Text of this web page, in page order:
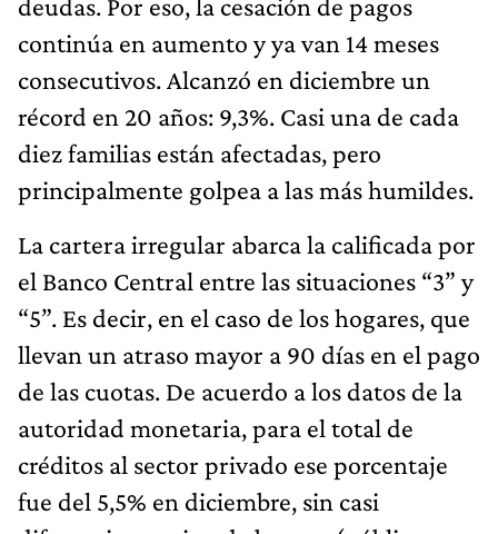
deudas. Por eso, la cesación de pagos
continúa en aumento y ya van 14 meses
consecutivos. Alcanzó en diciembre un
récord en 20 años: 9,3%. Casi una de cada
diez familias están afectadas, pero
principalmente golpea a las más humildes.
La cartera irregular abarca la calificada por
el Banco Central entre las situaciones “3” y
“5”. Es decir, en el caso de los hogares, que
llevan un atraso mayor a 90 días en el pago
de las cuotas. De acuerdo a los datos de la
autoridad monetaria, para el total de
créditos al sector privado ese porcentaje
fue del 5,5% en diciembre, sin casi